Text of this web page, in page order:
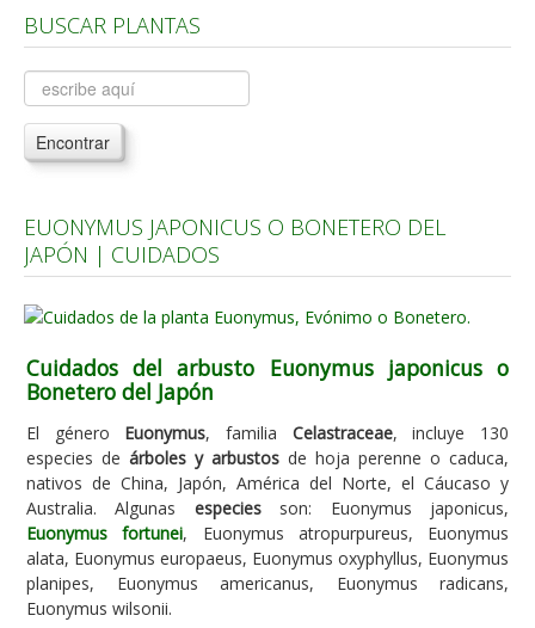
Árboles, Cicas y Palmeras de la G a la Z
Plantas Anuales y Perennes
Plantas Bulbosas y Acuáticas
Plantas de Interior
Plantas Aromáticas y de Huerto
Plantas Carnívoras y Orquídeas
Consejos
Hemisferio Norte
Hemisferio Sur
Enfermedades
Animales
Hongos
Carencias
Fotos
BUSCAR PLANTAS
Encontrar
EUONYMUS JAPONICUS O BONETERO DEL
JAPÓN | CUIDADOS
Cuidados del arbusto Euonymus japonicus o
Bonetero del Japón
El género Euonymus, familia Celastraceae, incluye 130
especies de árboles y arbustos de hoja perenne o caduca,
nativos de China, Japón, América del Norte, el Cáucaso y
Australia. Algunas especiesson: Euonymus japonicus,
Euonymus fortunei, Euonymus atropurpureus, Euonymus
alata, Euonymus europaeus, Euonymus oxyphyllus, Euonymus
planipes, Euonymus americanus, Euonymus radicans,
Euonymus wilsonii.